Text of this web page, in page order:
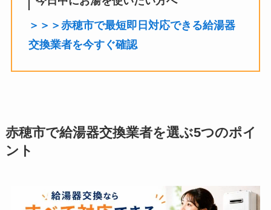
＞＞＞赤穂市で最短即日対応できる給湯器
交換業者を今すぐ確認
赤穂市で給湯器交換業者を選ぶ5つのポイ
ント